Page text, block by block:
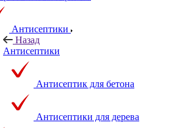
Антисептики
Назад
Антисептики
Антисептик для бетона
Антисептики для дерева